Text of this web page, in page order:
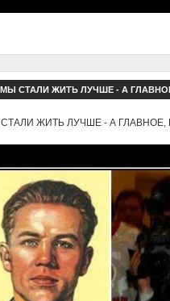
МЫ СТАЛИ ЖИТЬ ЛУЧШЕ - А
ЖИТЬ ЛУЧШЕ - А ГЛАВНОЕ,